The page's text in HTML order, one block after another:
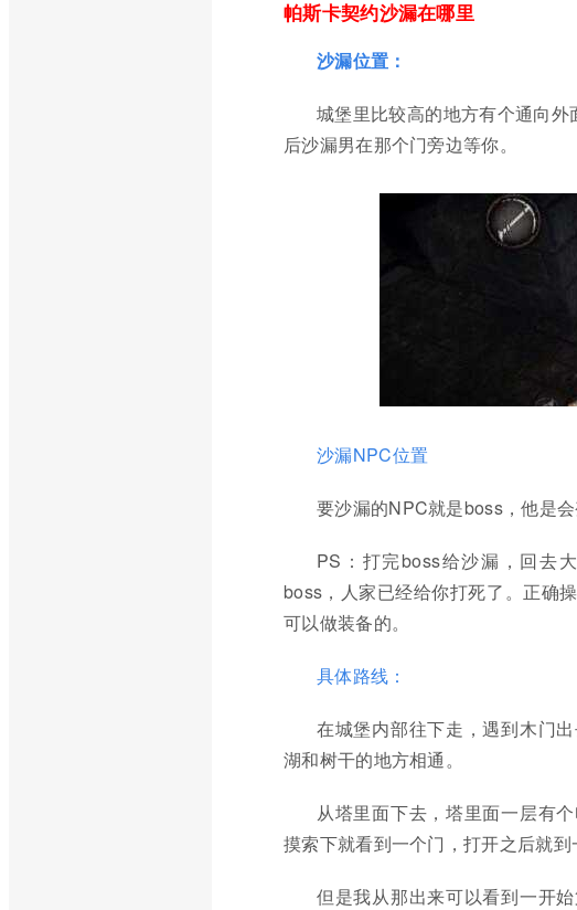
帕斯卡契约沙漏在哪里
沙漏位置：
城堡里比较高的地方有个通向
后沙漏男在那个门旁边等你。
沙漏NPC位置
要沙漏的NPC就是boss，他是
PS：打完boss给沙漏，回去
boss，人家已经给你打死了。正确
可以做装备的。
具体路线：
在城堡内部往下走，遇到木门
湖和树干的地方相通。
从塔里面下去，塔里面一层有
摸索下就看到一个门，打开之后就
但是我从那出来可以看到一开